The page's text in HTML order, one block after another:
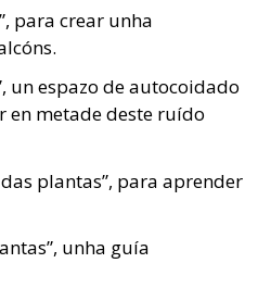
para crear unha
un espazo de autocoidado
en metade deste ruído
plantas”, para aprender
unha guía